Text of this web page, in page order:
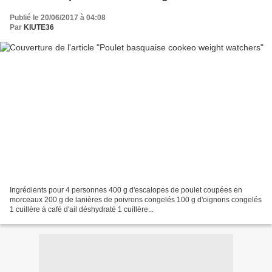
Publié le 20/06/2017 à 04:08
Par KIUTE36
Ingrédients pour 4 personnes 400 g d'escalopes de poulet coupées en
morceaux 200 g de lanières de poivrons congelés 100 g d'oignons congelés
1 cuillère à café d'ail déshydraté 1 cuillère...